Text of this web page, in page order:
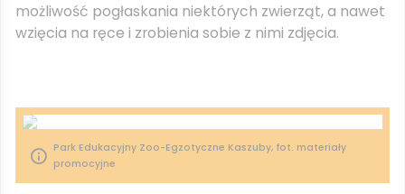
możliwość pogłaskania niektórych zwierząt, a nawet
wzięcia na ręce i zrobienia sobie z nimi zdjęcia.
Park Edukacyjny Zoo-Egzotyczne Kaszuby, fot. materiały
promocyjne